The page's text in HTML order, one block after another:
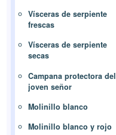
Vísceras de serpiente
frescas
Vísceras de serpiente
secas
Campana protectora del
joven señor
Molinillo blanco
Molinillo blanco y rojo